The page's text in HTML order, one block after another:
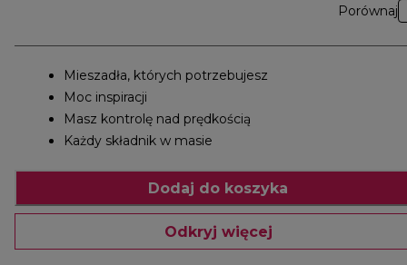
Porównaj
Mieszadła, których potrzebujesz
Moc inspiracji
Masz kontrolę nad prędkością
Każdy składnik w masie
Dodaj do koszyka
Odkryj więcej